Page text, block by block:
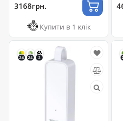
3168грн.
Купити в 1 клік
24 24 2